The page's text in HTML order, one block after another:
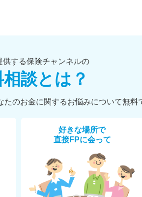
供する保険チャンネルの
談とは？
のお金に関するお悩みについて無料
好きな場所で
直接FPに会って